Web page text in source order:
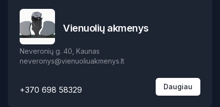
Vienuolių akmenys
Neveronių g. 40, Kaunas
neveronys@vienuoliuakmenys.lt
+370 698 58329 Daugiau